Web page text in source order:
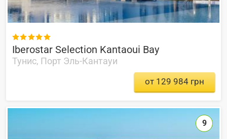

Iberostar Selection Kantaoui Bay
Тунис, Порт Эль-Кантауи
от 129 984 грн
9